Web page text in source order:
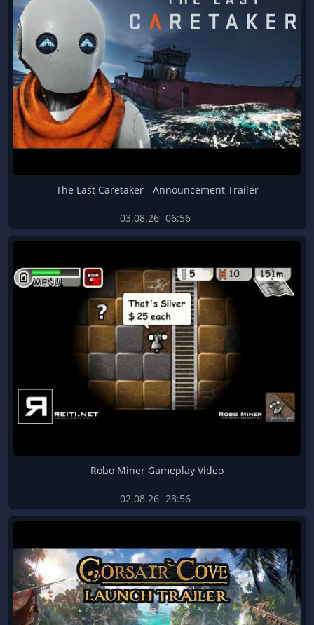
The Last Caretaker - Announcement Trailer
03.08.26 06:56
Robo Miner Gameplay Video
02.08.26 23:56